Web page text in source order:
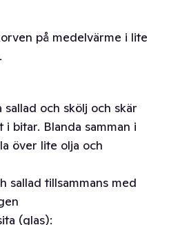
på medelvärme i lite
sallad och skölj och skär
i bitar. Blanda samman i
över lite olja och
sallad tillsammans med
(glas):